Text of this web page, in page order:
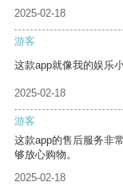
2025-02-18
游客
这款app就像我的娱乐
2025-02-18
游客
这款app的售后服务非
够放心购物。
2025-02-18